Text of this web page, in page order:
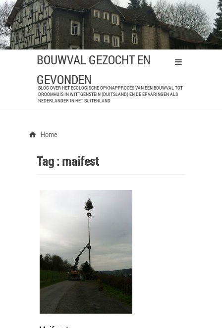
BOUWVAL GEZOCHT EN
GEVONDEN
BLOG OVER HET ECOLOGISCHE OPKNAPPROCES VAN EEN BOUWVAL TOT
DROOMHUIS IN WITTGENSTEIN (DUITSLAND) EN DE ERVARINGEN ALS
NEDERLANDER IN HET BUITENLAND
Home
Tag :maifest